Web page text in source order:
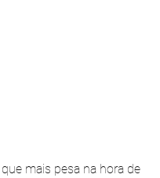
mais pesa na hora de